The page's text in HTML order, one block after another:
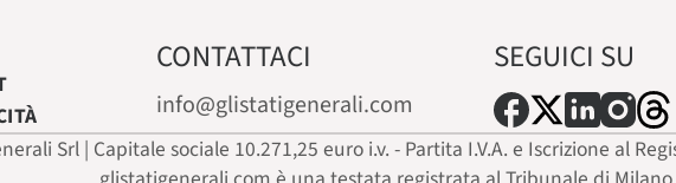
CONTATTACI
info@glistatigenerali.com
SEGUICI SU
Srl | Capitale sociale 10.271,25 euro i.v. - Partita I.V.A. e Iscrizione al